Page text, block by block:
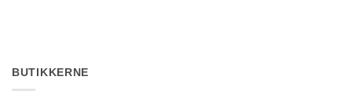
BUTIKKERNE